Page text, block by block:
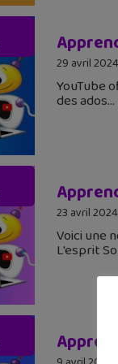
29 avril 2024
YouTube
des ados
23 avril 2024
Voici une
L'esprit